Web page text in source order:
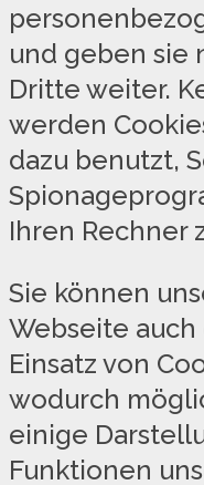
und geben sie
Dritte weiter.
werden
dazu benutzt,
Ihren Rechner
Sie können
Webseite
Einsatz von
wodurch
einige
Funktionen